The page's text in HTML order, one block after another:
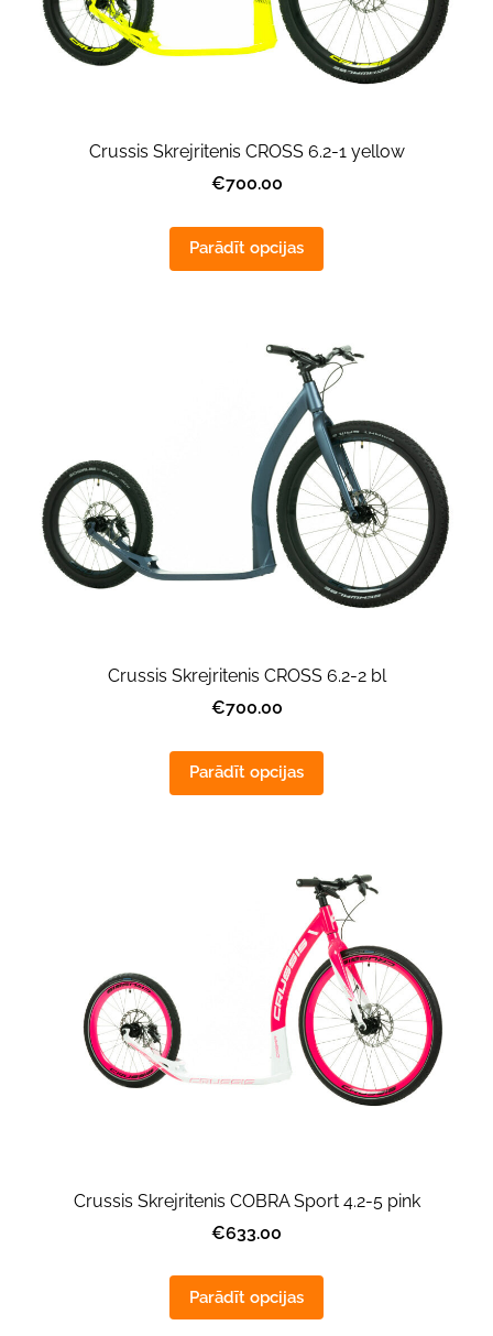
Crussis Skrejritenis CROSS 6.2-1 yellow
€700.00
Parādīt opcijas
Crussis Skrejritenis CROSS 6.2-2 bl
€700.00
Parādīt opcijas
Crussis Skrejritenis COBRA Sport 4.2-5 pink
€633.00
Parādīt opcijas